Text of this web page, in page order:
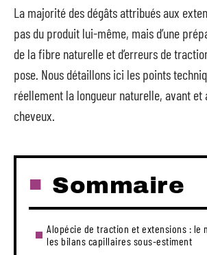
La majorité des dégâts attribués aux
pas du produit lui-même, mais d’une
de la fibre naturelle et d’erreurs de
pose. Nous détaillons ici les points
réellement la longueur naturelle, avant et
cheveux.
Sommaire
Alopécie de traction et extensions : le
les bilans capillaires sous-estiment